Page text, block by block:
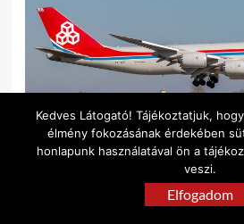
LX-VCF / Boeing 747-
Kedves Látogató! Tájékoztatjuk,
élmény fokozásának érdekében
honlapunk használatával ön a
veszi.
Elfogadom